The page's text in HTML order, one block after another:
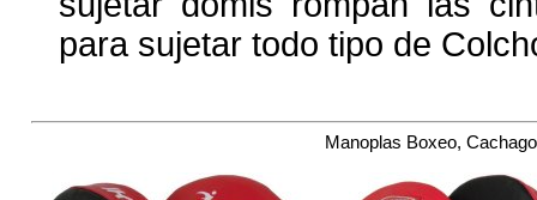
para sujetar todo tipo de
Manoplas Boxeo,